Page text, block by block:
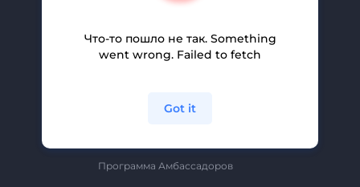
Помощь И Поддержка
Партнерская Программа
Политика Конфиденциальности
Программа Амбассадоров
Что-то пошло не так. Something
went wrong. Failed to fetch
Got it